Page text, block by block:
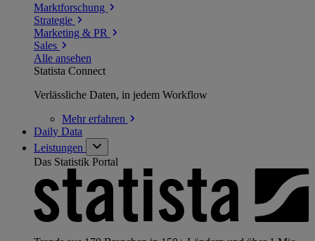
Marktforschung
Strategie
Marketing & PR
Sales
Alle ansehen
Statista Connect
Verlässliche Daten, in jedem Workflow
Mehrerfahren
Daily Data
Leistungen
Das Statistik Portal